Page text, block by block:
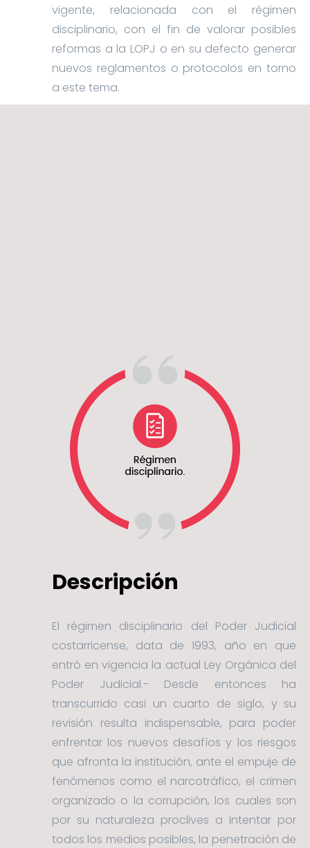
vigente, relacionada con el régimen
disciplinario, con el fin de valorar posibles
reformas a la LOPJ o en su defecto generar
nuevos reglamentos o protocolos en torno
a este tema.
Descripción
El régimen disciplinario del Poder Judicial
costarricense, data de 1993, año en que
entró en vigencia la actual Ley Orgánica del
Poder Judicial.- Desde entonces ha
transcurrido casi un cuarto de siglo, y su
revisión resulta indispensable, para poder
enfrentar los nuevos desafíos y los riesgos
que afronta la institución, ante el empuje de
fenómenos como el narcotráfico, el crimen
organizado o la corrupción, los cuales son
por su naturaleza proclives a intentar por
todos los medios posibles, la penetración de